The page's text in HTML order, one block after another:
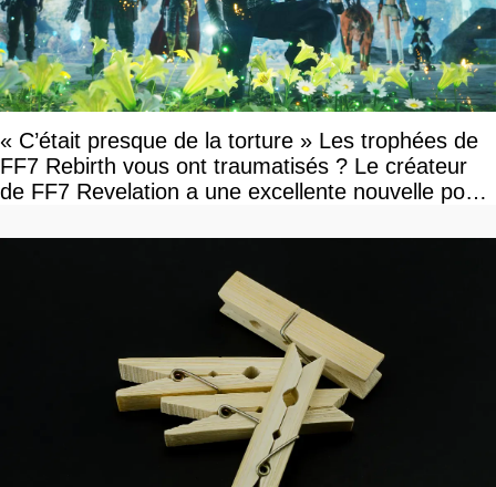
« C’était presque de la torture » Les trophées de
FF7 Rebirth vous ont traumatisés ? Le créateur
de FF7 Revelation a une excellente nouvelle pour